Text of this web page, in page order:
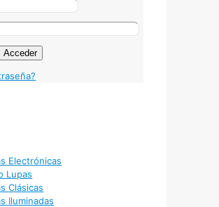
Acceder
Electrónicas
Lupas
Clásicas
Iluminadas